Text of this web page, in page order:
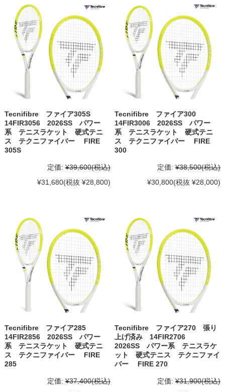
Tecnifibre ファイア305S
14FIR3056 2026SS パワー
系 テニスラケット 硬式テニ
ス テクニファイバー FIRE
305S
定価: ¥39,600(税込)
¥31,680(税抜 ¥28,800)
Tecnifibre ファイア300
14FIR3006 2026SS パワー
系 テニスラケット 硬式テニ
ス テクニファイバー FIRE
300
定価: ¥38,500(税込)
¥30,800(税抜 ¥28,000)
Tecnifibre ファイア285
14FIR2856 2026SS パワー
系 テニスラケット 硬式テニ
ス テクニファイバー FIRE
285
定価: ¥37,400(税込)
Tecnifibre ファイア270 張り
上げ済み 14FIR2706
2026SS パワー系 テニスラケ
ット 硬式テニス テクニファイ
バー FIRE 270
定価: ¥31,900(税込)